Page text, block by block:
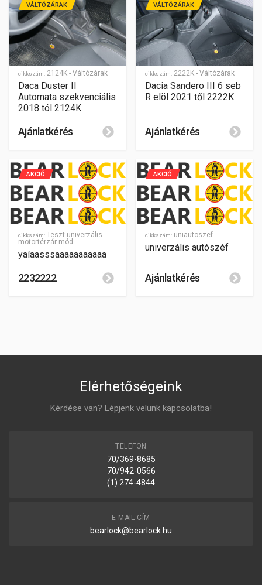
cikkszám: 2124K - Váltózárak
VÁLTÓZÁRAK
Daca Duster II
Automata szekvenciális
2018 tól 2124K
Ajánlatkérés
cikkszám: 2222K - Váltózárak
VÁLTÓZÁRAK
Dacia Sandero III 6 seb
R elöl 2021 től 2222K
Ajánlatkérés
cikkszám: Teszt univerzális
motortérzár mód
AKCIÓ
yaíaasssaaaaaaaaaaa
2232222
cikkszám: uniautoszef
AKCIÓ
univerzális autószéf
Ajánlatkérés
Elérhetőségeink
Kérdése van? Lépjenk velünk kapcsolatba!
TELEFON
70/369-8685
70/942-0566
(1) 274-4844
E-MAIL CÍM
bearlock@bearlock.hu